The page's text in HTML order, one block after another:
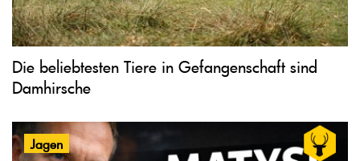
Die beliebtesten Tiere in Gefangenschaft sind
Damhirsche
Jagen